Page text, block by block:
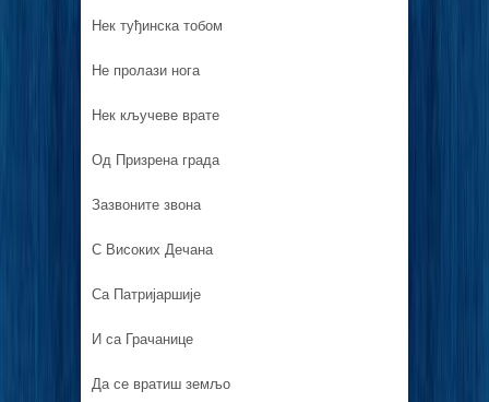
Нек туђинска тобом
Не пролази нога
Нек кључеве врате
Од Призрена града
Зазвоните звона
С Високих Дечана
Са Патријаршије
И са Грачанице
Да се вратиш земљо